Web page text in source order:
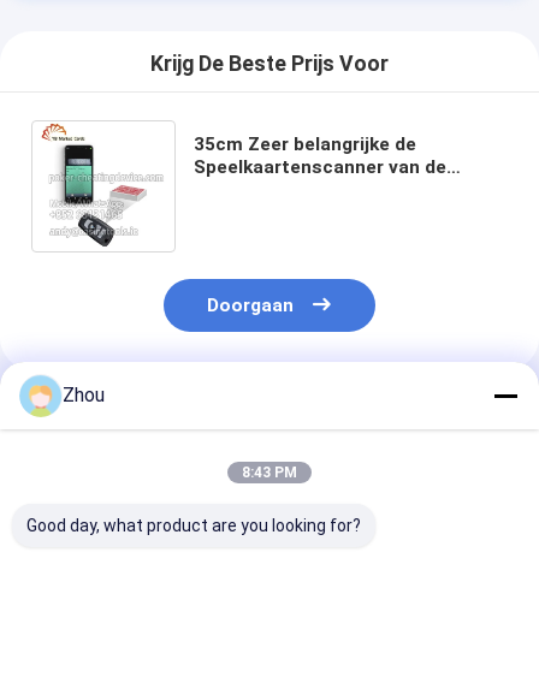
Krijg De Beste Prijs Voor
35cm Zeer belangrijke de
Speelkaartenscanner van de
Doorgaan
Geadviseerde Producten
Zhou
8:43 PM
Good day, what product are you looking for?